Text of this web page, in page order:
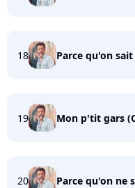
18 Parce qu'on
19 Mon p'tit gars
20 Parce qu'on ne